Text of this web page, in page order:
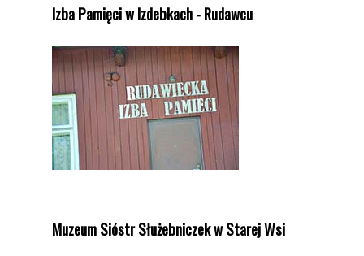
Izba Pamięci w Izdebkach - Rudawcu
Muzeum Sióstr Służebniczek w Starej Wsi